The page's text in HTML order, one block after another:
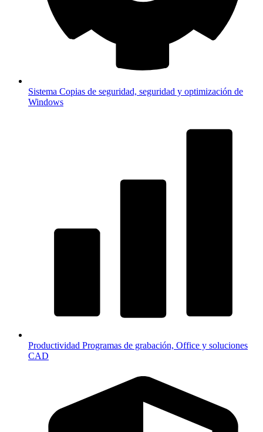
Sistema Copias de seguridad, seguridad y optimización de
Windows
Productividad Programas de grabación, Office y soluciones
CAD